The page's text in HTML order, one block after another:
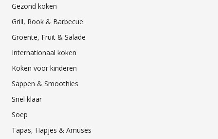
Gezond koken
Grill, Rook & Barbecue
Groente, Fruit & Salade
Internationaal koken
Koken voor kinderen
Sappen & Smoothies
Snel klaar
Soep
Tapas, Hapjes & Amuses